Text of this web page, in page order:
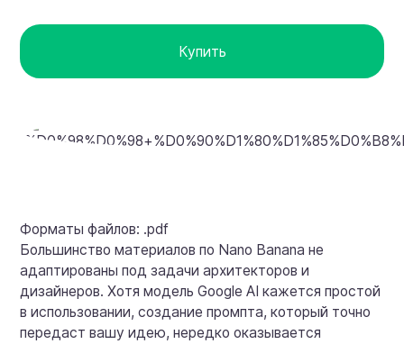
Купить
Форматы файлов: .pdf
Большинство материалов по Nano Banana не
адаптированы под задачи архитекторов и
дизайнеров. Хотя модель Google AI кажется простой
в использовании, создание промпта, который точно
передаст вашу идею, нередко оказывается